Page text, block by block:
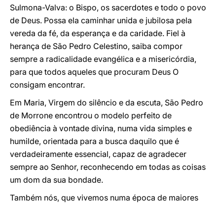
Sulmona-Valva: o Bispo, os sacerdotes e todo o povo
de Deus. Possa ela caminhar unida e jubilosa pela
vereda da fé, da esperança e da caridade. Fiel à
herança de São Pedro Celestino, saiba compor
sempre a radicalidade evangélica e a misericórdia,
para que todos aqueles que procuram Deus O
consigam encontrar.
Em Maria, Virgem do silêncio e da escuta, São Pedro
de Morrone encontrou o modelo perfeito de
obediência à vontade divina, numa vida simples e
humilde, orientada para a busca daquilo que é
verdadeiramente essencial, capaz de agradecer
sempre ao Senhor, reconhecendo em todas as coisas
um dom da sua bondade.
Também nós, que vivemos numa época de maiores